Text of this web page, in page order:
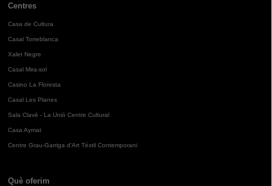
Centres
Casa de Cultura
Casal Torreblanca
Xalet Negre
Casal Mira-sol
Casino La Floresta
Casal Les Planes
Sala Clavé - La Unió Centre Cultural
Casa Aymat
Centre Grau-Garriga d'Art Tèxtil Contemporani
Què oferim